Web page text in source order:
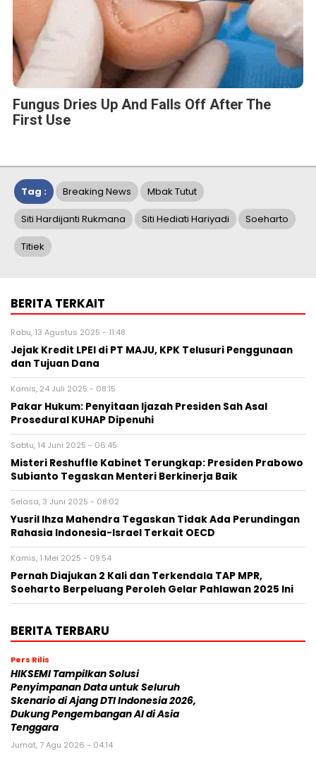
Fungus Dries Up And Falls Off After The
First Use
Tag : Breaking News Mbak Tutut
Siti Hardijanti Rukmana Siti Hediati Hariyadi Soeharto
Titiek
BERITA TERKAIT
Rabu, 13 Agustus 2025 - 11:48
Jejak Kredit LPEI di PT MAJU, KPK Telusuri Penggunaan
dan Tujuan Dana
Kamis, 24 Juli 2025 - 08:15
Pakar Hukum: Penyitaan Ijazah Presiden Sah Asal
Prosedural KUHAP Dipenuhi
Sabtu, 14 Juni 2025 - 06:45
Misteri Reshuffle Kabinet Terungkap: Presiden Prabowo
Subianto Tegaskan Menteri Berkinerja Baik
Selasa, 3 Juni 2025 - 08:02
Yusril Ihza Mahendra Tegaskan Tidak Ada Perundingan
Rahasia Indonesia-Israel Terkait OECD
Kamis, 1 Mei 2025 - 09:54
Pernah Diajukan 2 Kali dan Terkendala TAP MPR,
Soeharto Berpeluang Peroleh Gelar Pahlawan 2025 Ini
BERITA TERBARU
Pers Rilis
HIKSEMI Tampilkan Solusi
Penyimpanan Data untuk Seluruh
Skenario di Ajang DTI Indonesia 2026,
Dukung Pengembangan AI di Asia
Tenggara
Jumat, 7 Agu 2026 - 04:14